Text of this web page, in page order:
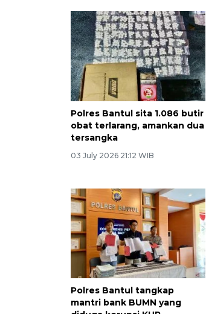
Polres Bantul sita 1.086 butir
obat terlarang, amankan dua
tersangka
03 July 2026 21:12 WIB
Polres Bantul tangkap
mantri bank BUMN yang